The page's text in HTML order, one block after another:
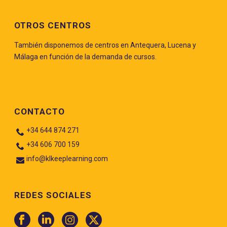
OTROS CENTROS
También disponemos de centros en Antequera, Lucena y
Málaga en función de la demanda de cursos.
CONTACTO
+34 644 874 271
+34 606 700 159
info@klkeeplearning.com
REDES SOCIALES